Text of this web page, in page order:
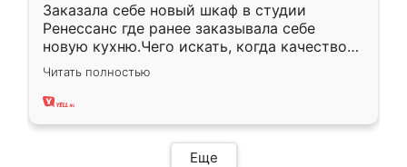
Заказала себе новый шкаф в студии
Ренессанс где ранее заказывала себе
новую кухню.Чего искать, когда качеством
вполне довольна. Служит кухня уже почти
два года, нареканий нет.
Читать полностью
Еще